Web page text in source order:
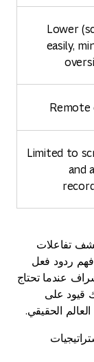
Lower
easily,
Remote
Limited to
and
تفاعلات
فهم ردود فعل
عندما تحتاج
قيود على
الحقيقي.